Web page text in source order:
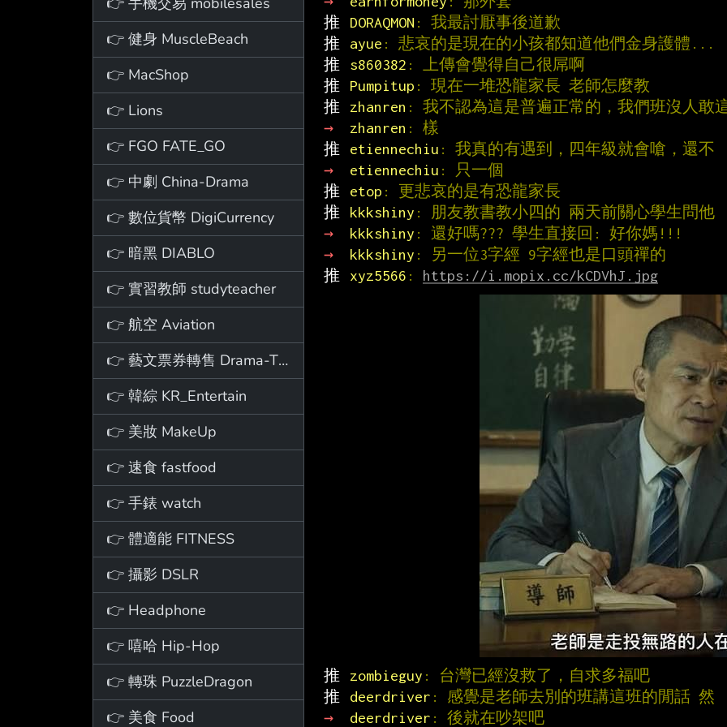
👉 健身 MuscleBeach
👉 MacShop
👉 Lions
👉 FGO FATE_GO
👉 中劇 China-Drama
👉 數位貨幣 DigiCurrency
👉 暗黑 DIABLO
👉 實習教師 studyteacher
👉 航空 Aviation
👉 藝文票券轉售 Drama-Ticket
👉 韓綜 KR_Entertain
👉 美妝 MakeUp
👉 速食 fastfood
👉 手錶 watch
👉 體適能 FITNESS
👉 攝影 DSLR
👉 Headphone
👉 嘻哈 Hip-Hop
👉 轉珠 PuzzleDragon
👉 美食 Food
推
DORAQMON : 我最討厭事後道歉
推
ayue : 悲哀的是現在的小孩都知道他們金身護體...
推
s860382 : 上傳會覺得自己很屌啊
推
Pumpitup : 現在一堆恐龍家長 老師怎麼教
推
zhanren : 我不認為這是普遍正常的，我們班沒人敢
→
zhanren : 樣
推
etiennechiu : 我真的有遇到，四年級就會嗆，還不
→
etiennechiu : 只一個
推
etop : 更悲哀的是有恐龍家長
推
kkkshiny : 朋友教書教小四的 兩天前關心學生問他
→
kkkshiny : 還好嗎??? 學生直接回: 好你媽!!!
→
kkkshiny : 另一位3字經 9字經也是口頭禪的
推
xyz5566 : https://i.mopix.cc/kCDVhJ.jpg
推 zombieguy : 台灣已經沒救了，自求多福吧
推
deerdriver : 感覺是老師去別的班講這班的閒話 然
→
deerdriver : 後就在吵架吧